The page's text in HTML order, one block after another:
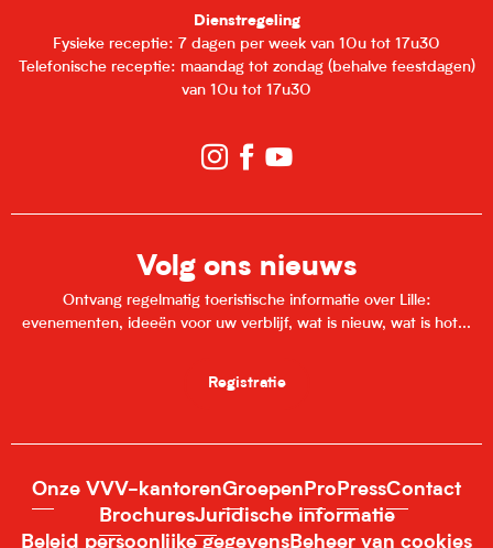
Dienstregeling
Fysieke receptie: 7 dagen per week van 10u tot 17u30
Telefonische receptie: maandag tot zondag (behalve feestdagen)
van 10u tot 17u30
Volg ons nieuws
Ontvang regelmatig toeristische informatie over Lille:
evenementen, ideeën voor uw verblijf, wat is nieuw, wat is hot...
Registratie
Onze VVV-kantorenGroepen Pro PressContact
BrochuresJuridische informatie
Beleid persoonlijke gegevensBeheer van cookies